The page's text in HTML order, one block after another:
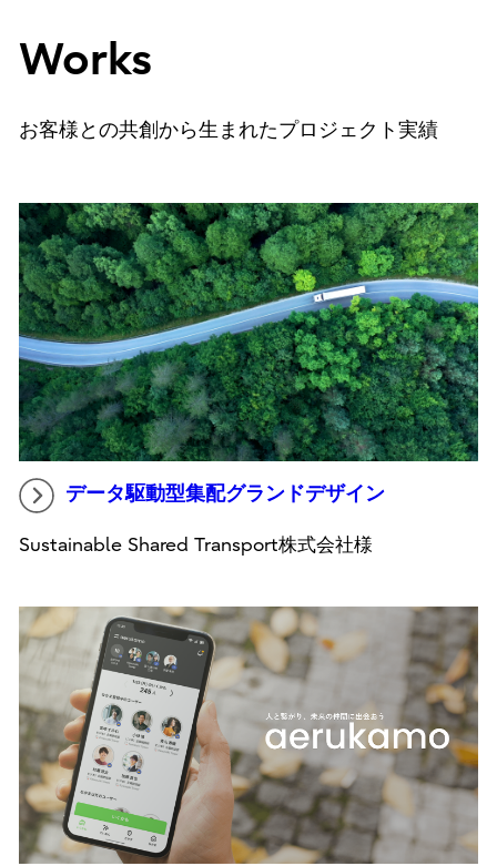
Works
お客様との共創から生まれたプロジェクト実績
データ駆動型集配グランドデザイン
Sustainable Shared Transport株式会社様